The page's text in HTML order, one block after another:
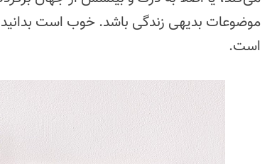
است.